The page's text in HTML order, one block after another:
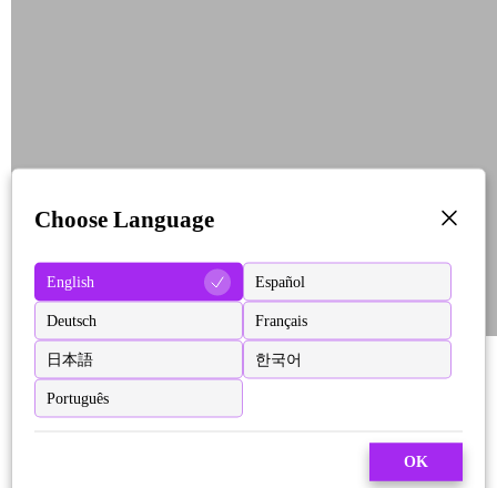
Choose Language
English Español
Deutsch Français
日本語 한국어
Português
OK